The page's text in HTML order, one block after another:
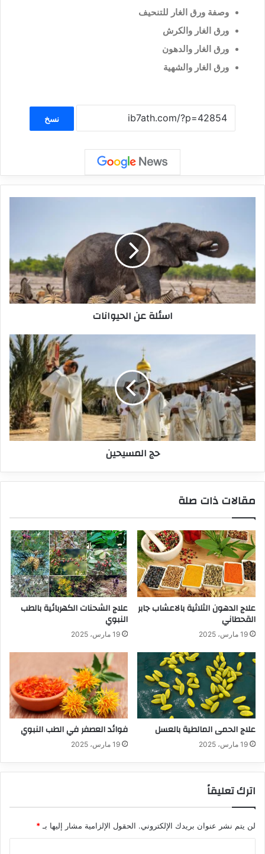
وصفة ورق الغار للتنحيف
ورق الغار والكرش
ورق الغار والدهون
ورق الغار والشهية
نسخ
اسئلة عن الحيوانات
حج المسيحين
مقالات ذات صلة
علاج الدهون الثلاثية بالاعشاب جابر
القحطاني
19 مارس، 2025
علاج الشحنات الكهربائية بالطب
النبوي
19 مارس، 2025
علاج الحمى المالطية بالعسل
19 مارس، 2025
فوائد العصفر في الطب النبوي
19 مارس، 2025
اترك تعليقاً
لن يتم نشر عنوان بريدك الإلكتروني. الحقول الإلزامية مشار إليها بـ*